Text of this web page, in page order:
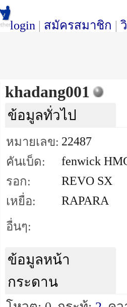
login | สมัครสมาชิก |
khadang001
ข้อมูลทั่วไป
หมายเลข: 22487
คันเบ็ด:
fenwick
รอก:
REVO SX
เหยื่อ:
RAPARA
อื่นๆ:
ข้อมูลหน้า
กระดาน